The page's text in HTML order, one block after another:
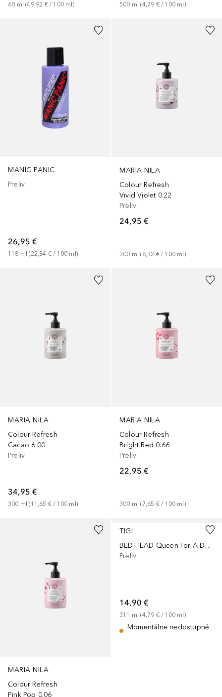
60 ml (49,92 € / 100 ml) 500 ml (4,79 € / 100 ml)
MANIC PANIC
Preliv
26,95 €
118 ml (22,84 € / 100 ml )
MARIA NILA
Colour Refresh
Vivid Violet 0.22
Preliv
24,95 €
300 ml (8,32 € / 100 ml)
MARIA NILA
Colour Refresh
Cacao 6.00
Preliv
34,95 €
300 ml (11,65 € / 100 ml)
MARIA NILA
Colour Refresh
Bright Red 0.66
Preliv
22,95 €
300 ml (7,65 € / 100 ml)
MARIA NILA
Colour Refresh
Pink Pop 0.06
TIGI
BED HEAD Queen For A Day Aerosol
Preliv
14,90 €
311 ml (4,79 € / 100 ml)
Momentálne nedostupné